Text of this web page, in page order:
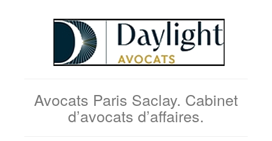
Avocats Paris Saclay. Cabinet
d’avocats d’affaires.